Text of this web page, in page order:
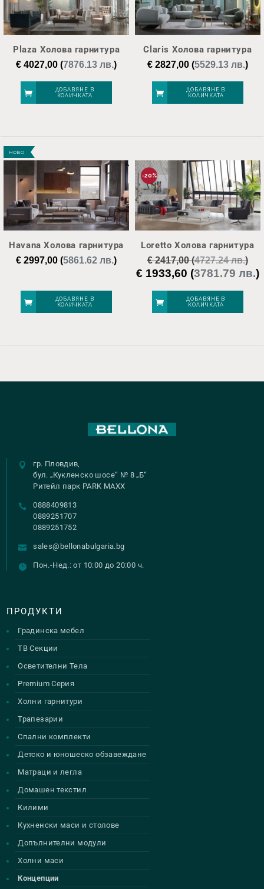
Plaza Холова гарнитура
€ 4027,00 (7876.13 лв.)
ДОБАВЯНЕ В
КОЛИЧКАТА
Claris Холова гарнитура
€2827,00(5529.13 лв.)
ДОБАВЯНЕ В
КОЛИЧКАТА
НОВО
Havana Холова гарнитура
€ 2997,00 (5861.62 лв.)
ДОБАВЯНЕ В
КОЛИЧКАТА
-20%
Loretto Холова гарнитура
€2417,00(4727.24 лв.)
Original
was:
€ 2417,00.
€ 1933,60 (3781.79 лв.)
ДОБАВЯНЕ В
КОЛИЧКАТА
гр. Пловдив,
бул. „Кукленско шосе“ № 8 „Б“
Ритейл парк PARK MAXX
0888409813
0889251707
0889251752
sales@bellonabulgaria.bg
Пон.-Нед.: от 10:00 до 20:00 ч.
ПРОДУКТИ
Градинска мебел
ТВ Секции
Осветителни Тела
Premium Серия
Холни гарнитури
Трапезарии
Спални комплекти
Детско и юношеско обзавеждане
Матраци и легла
Домашен текстил
Килими
Кухненски маси и столове
Допълнителни модули
Холни маси
Концепции